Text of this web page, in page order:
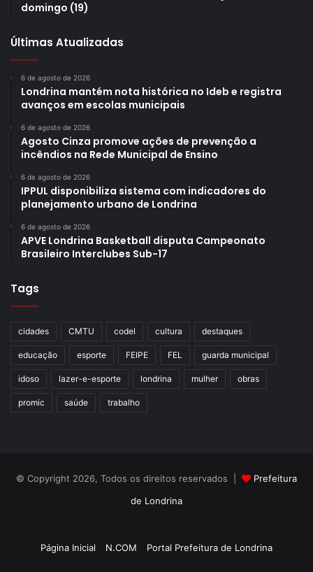
domingo (19)
Últimas Atualizadas
6 de agosto de 2026
Londrina mantém nota histórica no Ideb e registra
avanços em escolas municipais
6 de agosto de 2026
Agosto Cinza promove ações de prevenção a
incêndios na Rede Municipal de Ensino
6 de agosto de 2026
IPPUL disponibiliza sistema com indicadores do
planejamento urbano de Londrina
6 de agosto de 2026
APVE Londrina Basketball disputa Campeonato
Brasileiro Interclubes Sub-17
Tags
cidades CMTU codel cultura destaques
educação esporte FEIPE FEL guarda municipal
idoso lazer-e-esporte londrina mulher obras
promic saúde trabalho
© Copyright 2026, Todos os direitos reservados |
Prefeitura
de Londrina
Página Inicial N.COM Portal Prefeitura de Londrina